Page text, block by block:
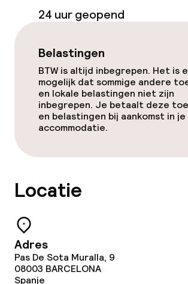
Solarium
Fitnessruimte / gym
Entertainment
Gratis wifi
Eet- en drinkgelegenheden
Bar
24 uur geopend
Belastingen
BTW is altijd inbegrepen. Het is
mogelijk dat sommige andere
en lokale belastingen niet zijn
inbegrepen. Je betaalt deze
en belastingen bij aankomst in je
accommodatie.
Locatie
Adres
Pas De Sota Muralla, 9
08003 BARCELONA
Spanje